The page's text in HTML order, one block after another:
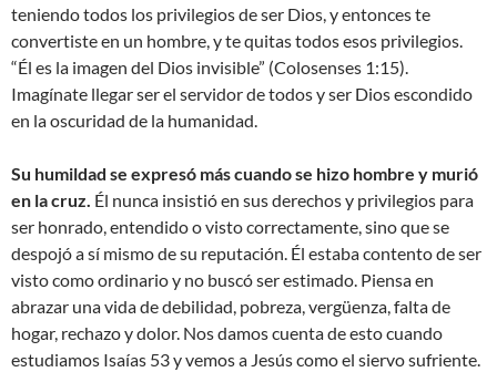
teniendo todos los privilegios de ser Dios, y entonces te
convertiste en un hombre, y te quitas todos esos privilegios.
“Él es la imagen del Dios invisible” (Colosenses 1:15).
Imagínate llegar ser el servidor de todos y ser Dios escondido
en la oscuridad de la humanidad.
Su humildad se expresó más cuando se hizo hombre y murió
en la cruz. Él nunca insistió en sus derechos y privilegios para
ser honrado, entendido o visto correctamente, sino que se
despojó a sí mismo de su reputación. Él estaba contento de ser
visto como ordinario y no buscó ser estimado. Piensa en
abrazar una vida de debilidad, pobreza, vergüenza, falta de
hogar, rechazo y dolor. Nos damos cuenta de esto cuando
estudiamos Isaías 53 y vemos a Jesús como el siervo sufriente.